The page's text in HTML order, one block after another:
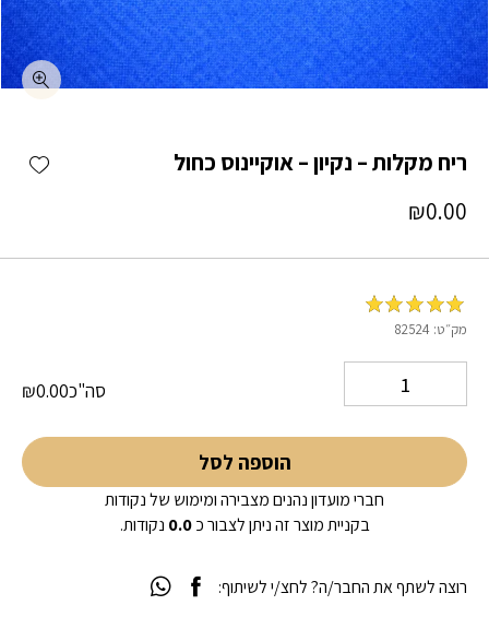
ריח מקלות – נקיון – אוקיינוס כחול
₪0.00
מדורג5מתוך
מק״ט: 82524
סה"כ ₪0.00
הוספה לסל
חברי מועדון נהנים מצבירה ומימוש של נקודות
בקניית מוצר זה ניתן לצבור כ0.0 נקודות.
רוצה לשתף את החבר/ה? לחצ/י לשיתוף: